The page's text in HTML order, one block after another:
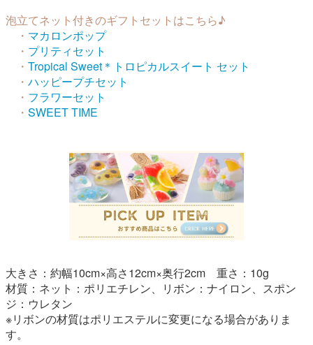
泡立てネット付きのギフトセットはこちら♪
・ マカロンポップ
・ プリティセット
・ Tropical Sweet＊トロピカルスイート セット
・ ハッピープチセット
・ フラワーセット
・ SWEET TIME
大きさ：約幅10cm×高さ12cm×奥行2cm 重さ：10g
材質：ネット：ポリエチレン、リボン：ナイロン、スポン
ジ：ウレタン
※リボンの材質はポリエステルに変更になる場合がありま
す。